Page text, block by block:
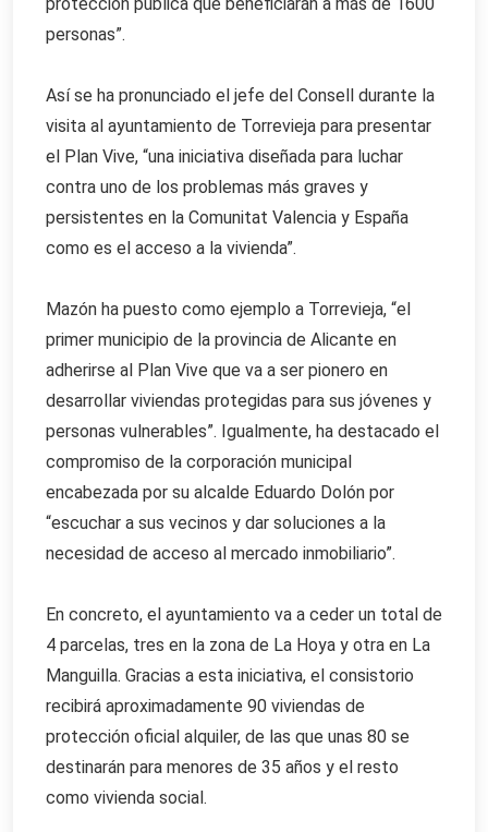
personas”.
Así se ha pronunciado el jefe del Consell durante la
visita al ayuntamiento de Torrevieja para presentar
el Plan Vive, “una iniciativa diseñada para luchar
contra uno de los problemas más graves y
persistentes en la Comunitat Valencia y España
como es el acceso a la vivienda”.
Mazón ha puesto como ejemplo a Torrevieja, “el
primer municipio de la provincia de Alicante en
adherirse al Plan Vive que va a ser pionero en
desarrollar viviendas protegidas para sus jóvenes y
personas vulnerables”. Igualmente, ha destacado el
compromiso de la corporación municipal
encabezada por su alcalde Eduardo Dolón por
“escuchar a sus vecinos y dar soluciones a la
necesidad de acceso al mercado inmobiliario”.
En concreto, el ayuntamiento va a ceder un total de
4 parcelas, tres en la zona de La Hoya y otra en La
Manguilla. Gracias a esta iniciativa, el consistorio
recibirá aproximadamente 90 viviendas de
protección oficial alquiler, de las que unas 80 se
destinarán para menores de 35 años y el resto
como vivienda social.